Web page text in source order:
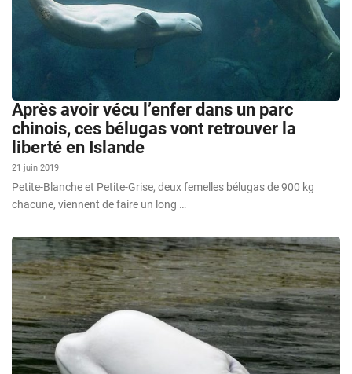
Après avoir vécu l’enfer dans un parc
chinois, ces bélugas vont retrouver la
liberté en Islande
21 juin 2019
Petite-Blanche et Petite-Grise, deux femelles bélugas de 900 kg
chacune, viennent de faire un long …